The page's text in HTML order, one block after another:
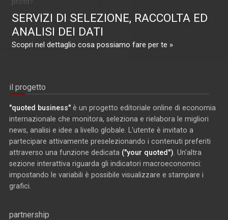
profit?
SERVIZI DI SELEZIONE, RACCOLTA ED
ANALISI DEI DATI
Scopri nel dettaglio cosa possiamo fare per te »
il progetto
"quoted business" è un progetto editoriale online di economia
internazionale che monitora, seleziona e rielabora le migliori
news, analisi e idee a livello globale. L'utente è invitato a
partecipare attivamente preselezionando i contenuti preferiti
attraverso una funzione dedicata ("your quoted") . Un'altra
sezione interattiva riguarda gli indicatori macroeconomici:
impostando le variabili è possibile visualizzare e stampare i
grafici.
partnership